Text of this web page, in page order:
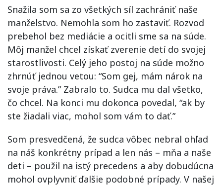
Snažila som sa zo všetkých síl zachrániť naše
manželstvo. Nemohla som ho zastaviť. Rozvod
prebehol bez mediácie a ocitli sme sa na súde.
Môj manžel chcel získať zverenie detí do svojej
starostlivosti. Celý jeho postoj na súde možno
zhrnúť jednou vetou: “Som gej, mám nárok na
svoje práva.” Zabralo to. Sudca mu dal všetko,
čo chcel. Na konci mu dokonca povedal, “ak by
ste žiadali viac, mohol som vám to dať.”
Som presvedčená, že sudca vôbec nebral ohľad
na náš konkrétny prípad a len nás – mňa a naše
deti – použil na istý precedens a aby dobudúcna
mohol ovplyvniť ďalšie podobné prípady. V našej